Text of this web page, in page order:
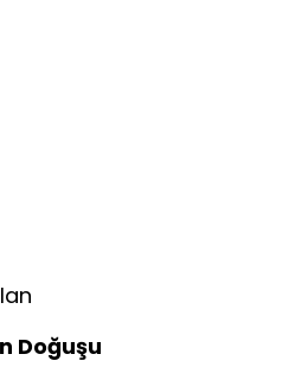
Doğuşu